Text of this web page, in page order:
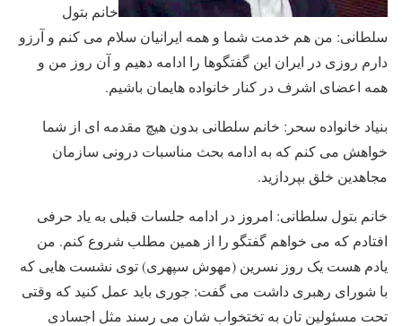
خانم بتول
سلطانی: من هم خدمت شما و همه ایرانیان سلام می کنم و آرزو
دارم روزی در ایران این گفتگوها را ادامه دهیم و آن روز من و
همه اعضای اشرف در کنار خانواده هایمان باشیم.
بنیاد خانواده سحر: خانم سلطانی بدون هیچ مقدمه ای از شما
خواهش می کنم که به ادامه بحث مناسبات درونی سازمان
مجاهدین خلق بپردازید.
خانم بتول سلطانی: امروز در ادامه جلسات قبلی به یاد حرفی
افتادم که می خواهم گفتگو را از همین مطلب شروع کنم. من
یادم هست یک روز نسرین (مهوش سپهری) توی نشست هایی که
با شورای رهبری داشت می گفت: جوری باید عمل کنید که وقتی
تحت مسئولین تان به تختخواب شان می رسند مثل اجسادی